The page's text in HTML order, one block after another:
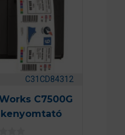
C31CD84312
C7500G